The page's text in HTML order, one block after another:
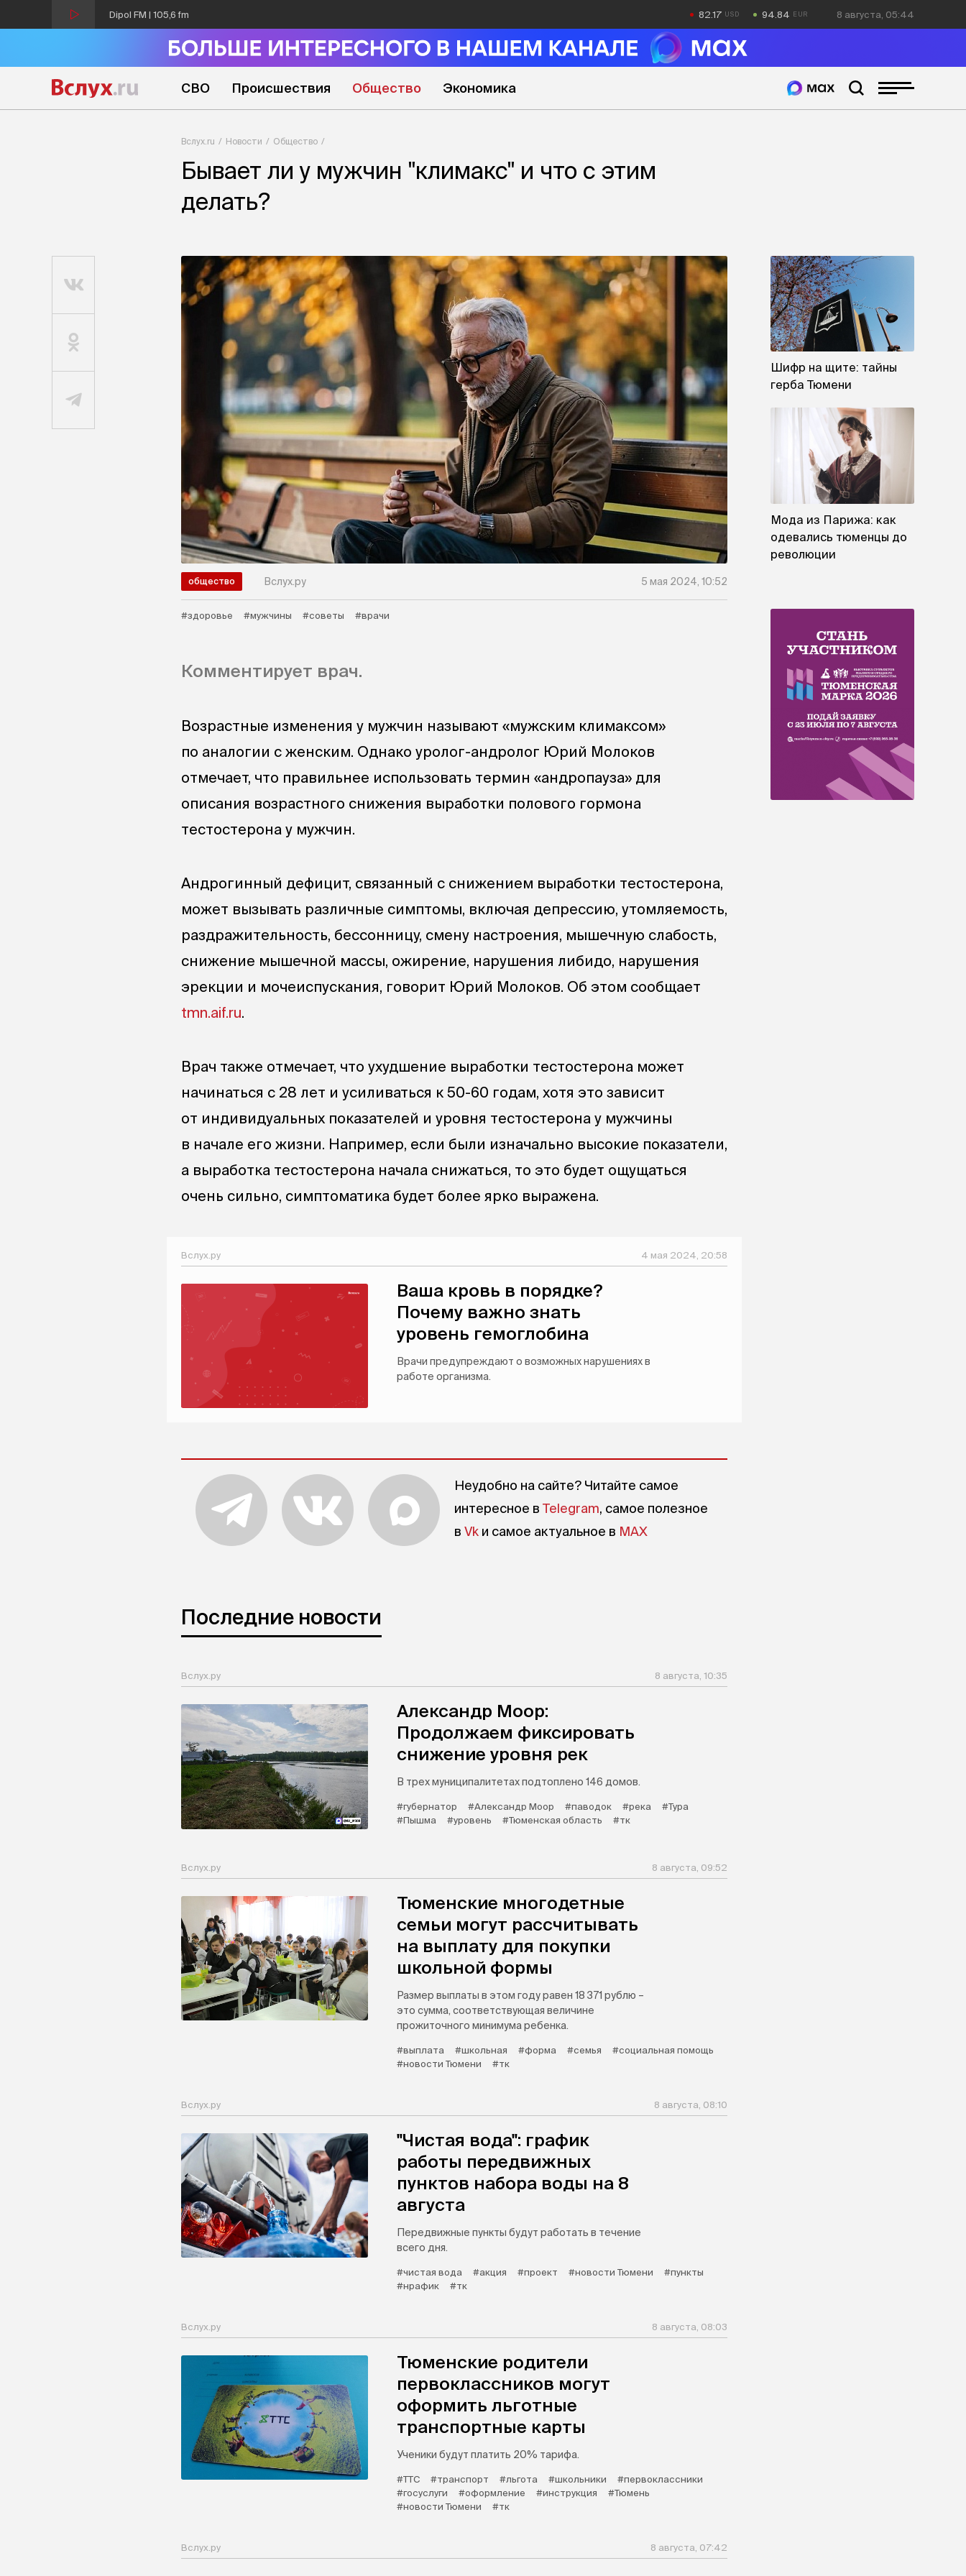
Dipol FM | 105,6 fm 82.17 94.84 8 августа, 05:44
СВО Происшествия Общество Экономика
Вслух.ru Новости Общество
Бывает ли у мужчин "климакс" и что с этим
делать?
общество Вслух.ру 5 мая 2024, 10:52
#здоровье #мужчины #советы #врачи
Комментирует врач.
Возрастные изменения у мужчин называют «мужским климаксом»
по аналогии с женским. Однако уролог-андролог Юрий Молоков
отмечает, что правильнее использовать термин «андропауза» для
описания возрастного снижения выработки полового гормона
тестостерона у мужчин.
Андрогинный дефицит, связанный с снижением выработки тестостерона,
может вызывать различные симптомы, включая депрессию, утомляемость,
раздражительность, бессонницу, смену настроения, мышечную слабость,
снижение мышечной массы, ожирение, нарушения либидо, нарушения
эрекции и мочеиспускания, говорит Юрий Молоков. Об этом сообщает
tmn.aif.ru.
Врач также отмечает, что ухудшение выработки тестостерона может
начинаться с 28 лет и усиливаться к 50-60 годам, хотя это зависит
от индивидуальных показателей и уровня тестостерона у мужчины
в начале его жизни. Например, если были изначально высокие показатели,
а выработка тестостерона начала снижаться, то это будет ощущаться
очень сильно, симптоматика будет более ярко выражена.
Вслух.ру 4 мая 2024, 20:58
Ваша кровь в порядке?
Почему важно знать
уровень гемоглобина
Врачи предупреждают о возможных нарушениях в
работе организма.
Неудобно на сайте? Читайте самое
интересное в Telegram, самое полезное
в Vk и самое актуальное в MAX
Последние новости
Вслух.ру 8 августа, 10:35
Александр Моор:
Продолжаем фиксировать
снижение уровня рек
В трех муниципалитетах подтоплено 146 домов.
#губернатор #Александр Моор #паводок #река
#Тура
#Пышма
#уровень #Тюменская область #тк
Вслух.ру 8 августа, 09:52
Тюменские многодетные
семьи могут рассчитывать
на выплату для покупки
школьной формы
Размер выплаты в этом году равен 18 371 рублю –
это сумма, соответствующая величине
прожиточного минимума ребенка.
#выплата #школьная #форма #семья
#социальная помощь
#новости Тюмени
#тк
Вслух.ру 8 августа, 08:10
"Чистая вода": график
работы передвижных
пунктов набора воды на 8
августа
Передвижные пункты будут работать в течение
всего дня.
#чистая вода #акция #проект #новости Тюмени
#пункты
#нрафик
#тк
Вслух.ру 8 августа, 08:03
Тюменские родители
первоклассников могут
оформить льготные
транспортные карты
Ученики будут платить 20% тарифа.
#ТТС #транспорт #льгота #школьники
#первоклассники
#госуслуги
#оформление #инструкция
#Тюмень
#новости Тюмени
#тк
Вслух.ру 8 августа, 07:42
Шифр на щите: тайны
герба Тюмени
Мода из Парижа: как
одевались тюменцы до
революции